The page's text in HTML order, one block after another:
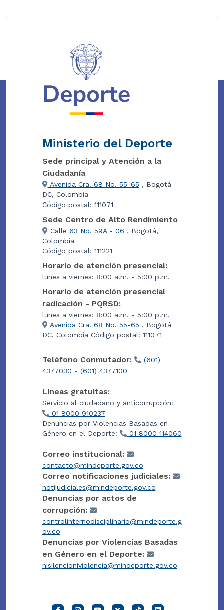
Ministerio del Deporte
Sede principal y Atención a la
Ciudadanía
Avenida Cra. 68 No. 55-65 , Bogotá
DC, Colombia
Código postal: 111071
Sede Centro de Alto Rendimiento
Calle 63 No. 59A - 06 , Bogotá,
Colombia
Código postal: 111221
Horario de atención presencial:
lunes a viernes: 8:00 a.m. - 5:00 p.m.
Horario de atención presencial
radicación - PQRSD:
lunes a viernes: 8:00 a.m. - 5:00 p.m.
Avenida Cra. 68 No. 55-65 , Bogotá
DC, Colombia Código postal: 111071
Teléfono Conmutador:
(601)
4377030 - (601) 4377100
Líneas gratuitas:
Servicio al ciudadano y anticorrupción:
01 8000 910237
Denuncias por Violencias Basadas en
Género en el Deporte:
01 8000 114060
Correo institucional:
contacto@mindeporte.gov.co
Correo notificaciones judiciales:
notijudiciales@mindeporte.gov.co
Denuncias por actos de
corrupción:
controlinternodisciplinario@mindeporte.g
ov.co
Denuncias por Violencias Basadas
en Género en el Deporte:
nisilencioniviolencia@mindeporte.gov.co